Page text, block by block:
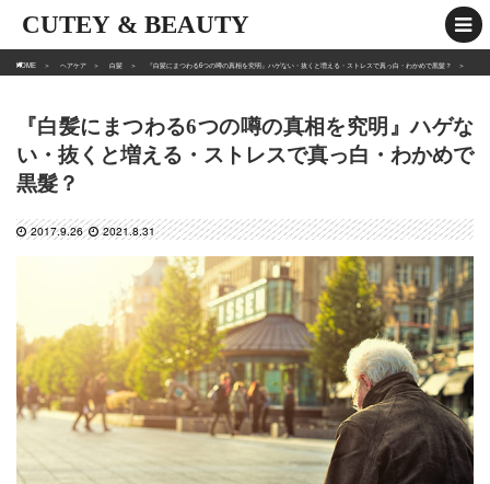
CUTEY & BEAUTY
HOME ヘアケア 白髪 『白髪にまつわる6つの噂の真相を究明』ハゲない・抜くと増える・ストレスで真っ白・わかめで黒髮？
『白髪にまつわる6つの噂の真相を究明』ハゲな
い・抜くと増える・ストレスで真っ白・わかめで
黒髮？
2017.9.26 2021.8.31